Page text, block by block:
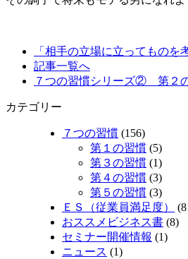
「相手の立場に立ってものを
記事一覧へ
７つの習慣シリーズ② 第２
カテゴリー
７つの習慣 (156)
第１の習慣 (5)
第３の習慣 (1)
第４の習慣 (3)
第５の習慣 (3)
ＥＳ（従業員満足度）
おススメビジネス書 (8)
セミナー開催情報 (1)
ニュース (1)